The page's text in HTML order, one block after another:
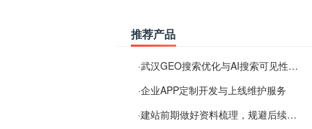
推荐产品
·武汉GEO搜索优化与AI搜索可见性服务
·企业APP定制开发与上线维护服务
·建站前期做好资料梳理，规避后续各类使用难题